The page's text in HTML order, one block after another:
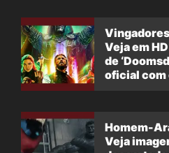
Veja em
de
oficial com
Homem-
Veja